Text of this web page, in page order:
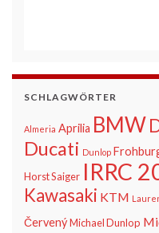
SCHLAGWÖRTER
Almeria Aprilia BMW
Ducati Dunlop
Horst Saiger IRRC
Kawasaki KTM
ČervenýMichael Dunlop